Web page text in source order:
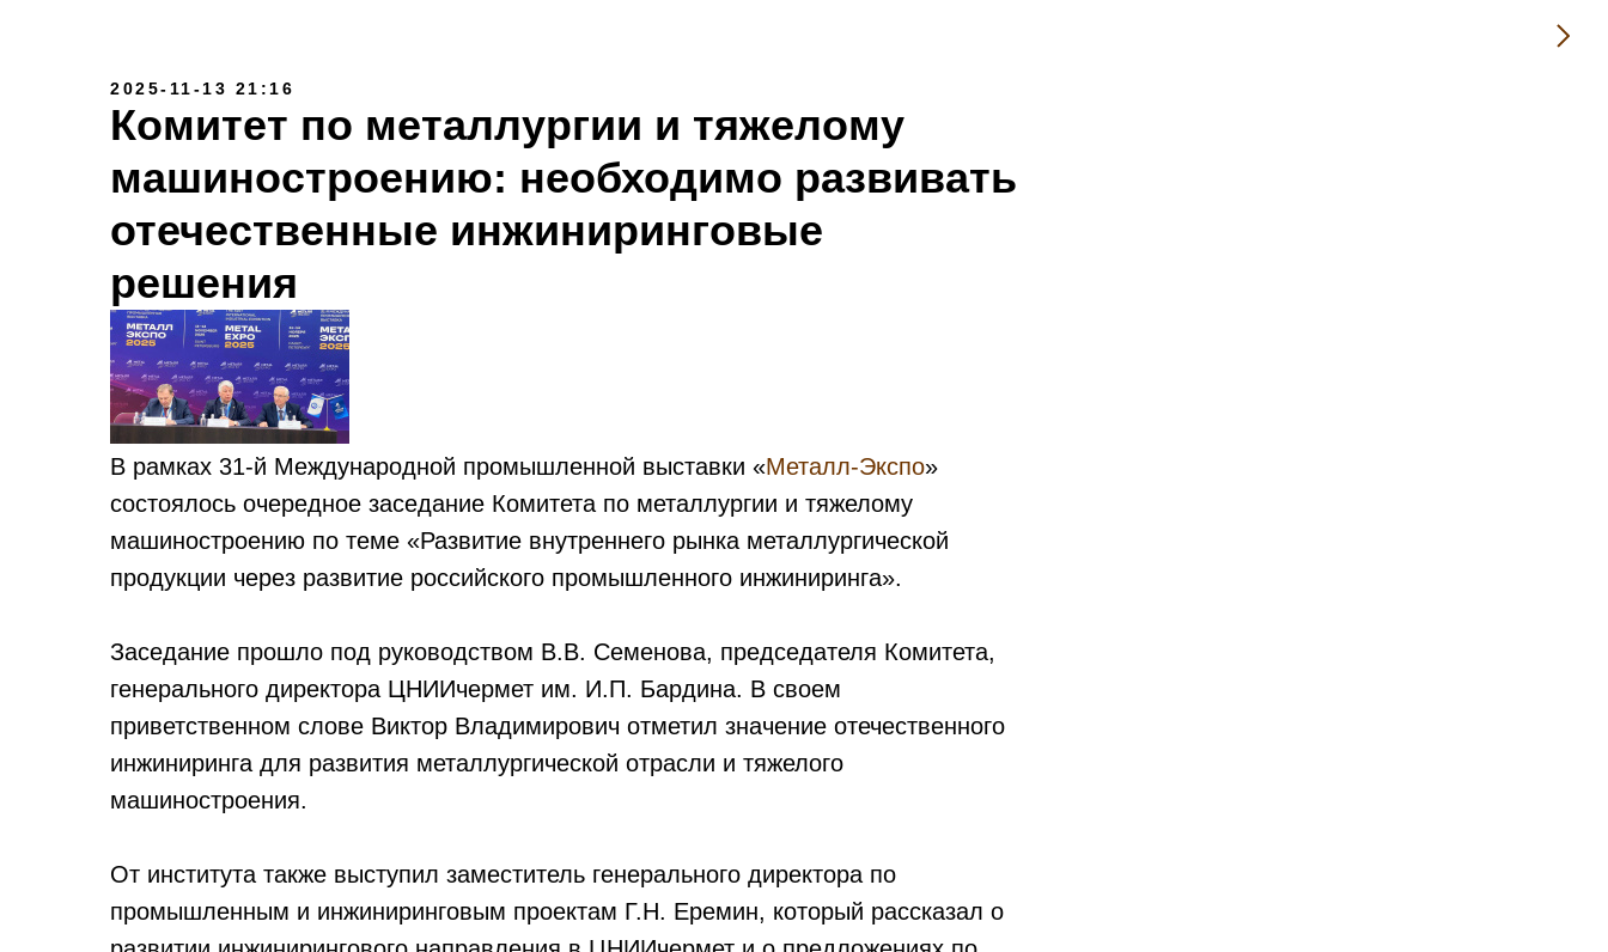
2025-11-13 21:16
Комитет по металлургии и тяжелому
машиностроению: необходимо развивать
отечественные инжиниринговые
решения
В рамках 31-й Международной промышленной выставки «Металл-Экспо»
состоялось очередное заседание Комитета по металлургии и тяжелому
машиностроению по теме «Развитие внутреннего рынка металлургической
продукции через развитие российского промышленного инжиниринга».
Заседание прошло под руководством В.В. Семенова, председателя Комитета,
генерального директора ЦНИИчермет им. И.П. Бардина. В своем
приветственном слове Виктор Владимирович отметил значение отечественного
инжиниринга для развития металлургической отрасли и тяжелого
машиностроения.
От института также выступил заместитель генерального директора по
промышленным и инжиниринговым проектам Г.Н. Еремин, который рассказал о